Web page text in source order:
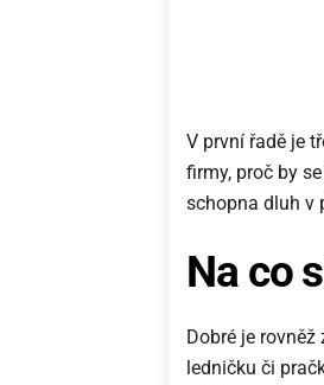
V první řadě je
firmy, proč by
schopna dluh v
Na co
Dobré je rovněž
ledničku či